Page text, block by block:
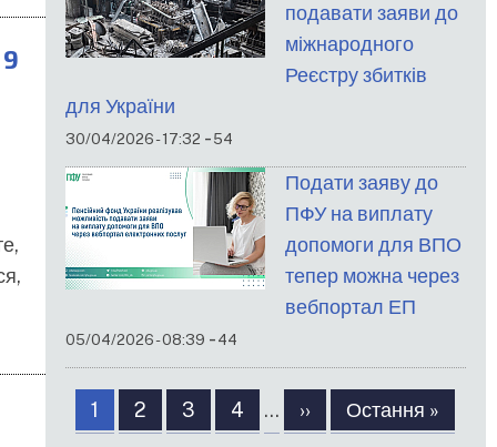
подавати заяви до
міжнародного
Реєстру збитків
для України
30/04/2026 - 17:32 -54
Подати заяву до
ПФУ на виплату
допомоги для ВПО
тепер можна через
вебпортал ЕП
05/04/2026 - 08:39 -44
Розбивка
наСторінка
1 Сторінка
2 Сторінка
3 Сторінка
4 …
Наступна
сторінка
››
Остання
сторінка
Остання »